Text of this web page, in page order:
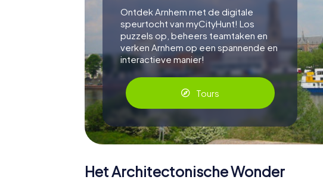
Ontdek Arnhem met de digitale
speurtocht van myCityHunt! Los
puzzels op, beheers teamtaken en
verken Arnhem op een spannende en
interactieve manier!
Tours
Het Architectonische Wonder